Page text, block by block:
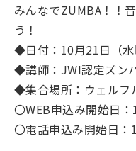
みんなでZUMBA！！
う！
◆日付：10月21日（
◆講師：JWI認定ズン
◆集合場所：ウェルフ
〇WEB申込み開始日：
〇電話申込み開始日：